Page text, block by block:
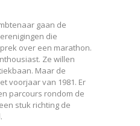
gaan de
die
over een marathon.
Ze willen
Maar de
voorjaar van 1981. Er
parcours rondom de
stuk richting de